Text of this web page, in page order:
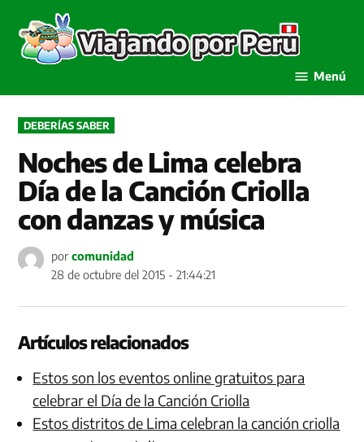
contenido
por
Menú
PUBLICADO
EN
DEBERÍAS SABER
Noches de Lima celebra
Día de la Canción Criolla
con danzas y música
por comunidad
28 de octubre del 2015 - 21:44:21
Artículos relacionados
Estos son los eventos online gratuitos para
celebrar el Día de la Canción Criolla
Estos distritos de Lima celebran la canción criolla